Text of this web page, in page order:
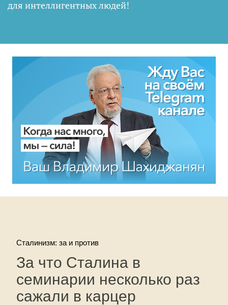
для интеллигентных людей!
Сталинизм: за и против
За что Сталина в
семинарии несколько раз
сажали в карцер